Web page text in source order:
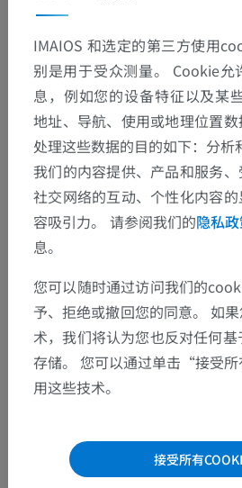
IMAIOS 和选定的第三方使用
别是用于受众测量。 Cookie允
息，例如您的设备特征以及某
地址、导航、使用或地理位置数
处理这些数据的目的如下：分
我们的内容提供、产品和服务
社交网络的互动、个性化内容
容吸引力。 请参阅我们的隐私
息。
您可以随时通过访问我们的
予、拒绝或撤回您的同意。 如
术，我们将认为您也反对任何
存储。 您可以通过单击“接受
用这些技术。
接受所有